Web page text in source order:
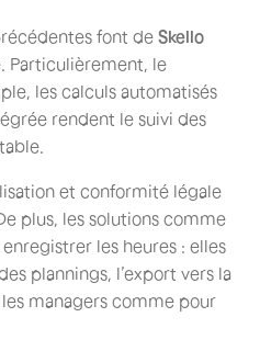
font de Skello
Particulièrement, le
les calculs automatisés
rendent le suivi des
et conformité légale
plus, les solutions comme
les heures : elles
plannings, l’export vers la
managers comme pour